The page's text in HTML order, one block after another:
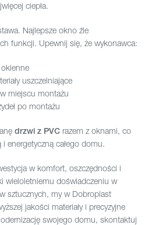
ciepła.
Najlepsze okno źle
funkcji. Upewnij się, że wykonawca:
okienne
uszczelniające
miejscu montażu
po montażu
drzwi z PVC razem z oknami, co
energetyczną całego domu.
w komfort, oszczędności i
wieloletniemu doświadczeniu w
sztucznych, my w Dobroplast
jakości materiały i precyzyjne
swojego domu, skontaktuj